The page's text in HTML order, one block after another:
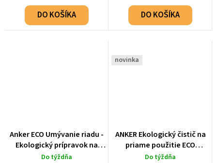
DO KOŠÍKA DO KOŠÍKA
Anker ECO Umývanie riadu -
Ekologický prípravok na
umývanie riadu - 500 ml
Do týždňa
novinka
ANKER Ekologický čistič na
priame použitie ECO
Universal Cleaner - 500ml
Do týždňa